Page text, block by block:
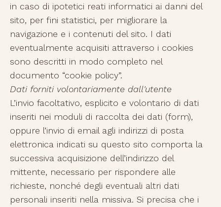
in caso di ipotetici reati informatici ai danni del
sito, per fini statistici, per migliorare la
navigazione e i contenuti del sito. I dati
eventualmente acquisiti attraverso i cookies
sono descritti in modo completo nel
documento “cookie policy”.
Dati forniti volontariamente dall'utente
L’invio facoltativo, esplicito e volontario di dati
inseriti nei moduli di raccolta dei dati (form),
oppure l’invio di email agli indirizzi di posta
elettronica indicati su questo sito comporta la
successiva acquisizione dell’indirizzo del
mittente, necessario per rispondere alle
richieste, nonché degli eventuali altri dati
personali inseriti nella missiva. Si precisa che i